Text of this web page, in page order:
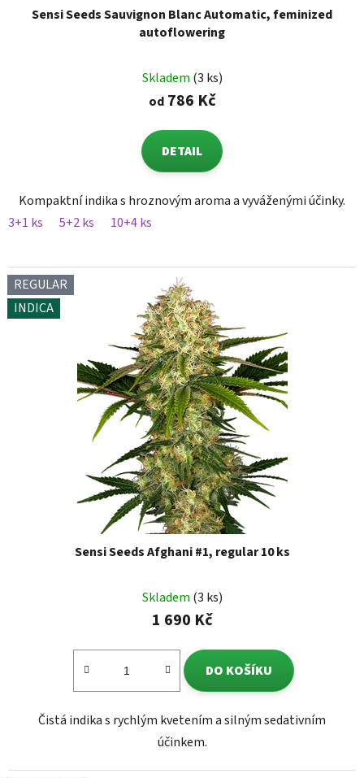
Sensi Seeds Sauvignon Blanc Automatic, feminized
autoflowering
Skladem (3 ks)
od786 Kč
DETAIL
Kompaktní indika s hroznovým aroma a vyváženými účinky.
3+1 ks
5+2 ks 10+4 ks
REGULAR
INDICA
Sensi Seeds Afghani #1, regular 10 ks
Skladem (3 ks)
1 690 Kč
DO KOŠÍKU
Čistá indika s rychlým kvetením a silným sedativním
účinkem.